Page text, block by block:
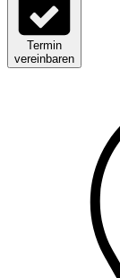
Termin
vereinbaren